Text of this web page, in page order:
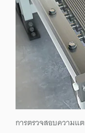
การตรวจสอบความแ